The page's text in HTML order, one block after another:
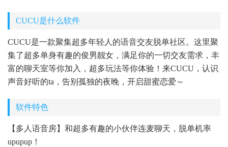
CUCU是什么软件
CUCU是一款聚集超多年轻人的语音交友脱单社区。这里聚
集了超多单身有趣的俊男靓女，满足你的一切交友需求，丰
富的聊天室等你加入，超多玩法等你体验！来CUCU，认识
声音好听的ta，告别孤独的夜晚，开启甜蜜恋爱～
软件特色
【多人语音房】和超多有趣的小伙伴连麦聊天，脱单机率
upupup！